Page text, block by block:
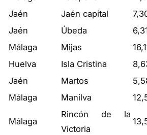
Jaén
Jaén capital
Jaén
Úbeda
Málaga
Mijas
Huelva
Isla Cristina
Jaén
Martos
Málaga
Manilva
Málaga
Rincón de la
Victoria